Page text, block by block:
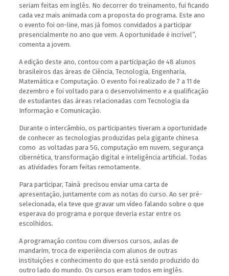
seriam feitas em inglês. No decorrer do treinamento, fui ficando
cada vez mais animada com a proposta do programa. Este ano
o evento foi on-line, mas já fomos convidados a participar
presencialmente no ano que vem. A oportunidade é incrível”,
comenta a jovem.
A edição deste ano, contou com a participação de 48 alunos
brasileiros das áreas de Ciência, Tecnologia, Engenharia,
Matemática e Computação. O evento foi realizado de 7 a 11 de
dezembro e foi voltado para o desenvolvimento e a qualificação
de estudantes das áreas relacionadas com Tecnologia da
Informação e Comunicação.
Durante o intercâmbio, os participantes tiveram a oportunidade
de conhecer as tecnologias produzidas pela gigante chinesa
como as voltadas para 5G, computação em nuvem, segurança
cibernética, transformação digital e inteligência artificial. Todas
as atividades foram feitas remotamente.
Para participar, Tainã precisou enviar uma carta de
apresentação, juntamente com as notas do curso. Ao ser pré-
selecionada, ela teve que gravar um vídeo falando sobre o que
esperava do programa e porque deveria estar entre os
escolhidos.
A programação contou com diversos cursos, aulas de
mandarim, troca de experiência com alunos de outras
instituições e conhecimento do que está sendo produzido do
outro lado do mundo. Os cursos eram todos em inglês.